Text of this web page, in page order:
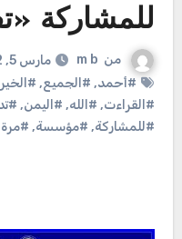
للمشاركة
من m b
مارس 5, 2022
#أحمد, #الجميع,
#القراءت, #الله, #اليمن,
#للمشاركة, #مؤسسة, #مرة